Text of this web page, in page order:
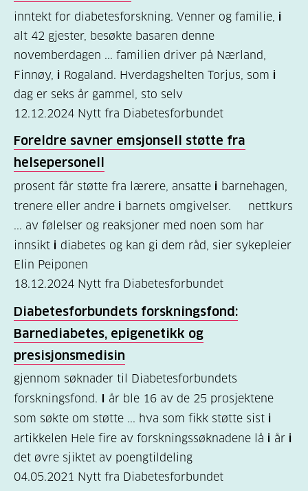
inntekt for diabetesforskning. Venner og familie, i
alt 42 gjester, besøkte basaren denne
novemberdagen ... familien driver på Nærland,
Finnøy, i Rogaland. Hverdagshelten Torjus, som i
dag er seks år gammel, sto selv
12.12.2024 Nytt fra Diabetesforbundet
Foreldre savner emsjonsell støtte fra
helsepersonell
prosent får støtte fra lærere, ansatte i barnehagen,
trenere eller andre i barnets omgivelser. nettkurs
... av følelser og reaksjoner med noen som har
innsikt i diabetes og kan gi dem råd, sier sykepleier
Elin Peiponen
18.12.2024 Nytt fra Diabetesforbundet
Diabetesforbundets forskningsfond:
Barnediabetes, epigenetikk og
presisjonsmedisin
gjennom søknader til Diabetesforbundets
forskningsfond. I år ble 16 av de 25 prosjektene
som søkte om støtte ... hva som fikk støtte sist i
artikkelen Hele fire av forskningssøknadene lå i år i
det øvre sjiktet av poengtildeling
04.05.2021 Nytt fra Diabetesforbundet